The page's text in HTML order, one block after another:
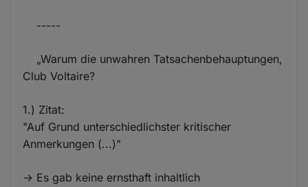
-----
„Warum die unwahren Tatsachenbehauptungen,
Club Voltaire?
1.) Zitat:
"Auf Grund unterschiedlichster kritischer
Anmerkungen (...)"
-> Es gab keine ernsthaft inhaltlich